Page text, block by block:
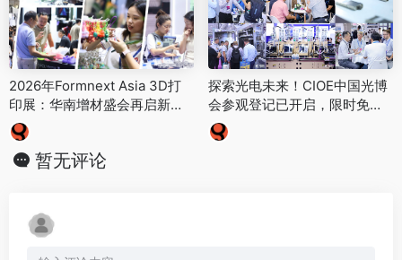
2026年Formnext Asia 3D打
印展：华南增材盛会再启新
程！
探索光电未来！CIOE中国光博
会参观登记已开启，限时免费
获取全套会刊
暂无评论